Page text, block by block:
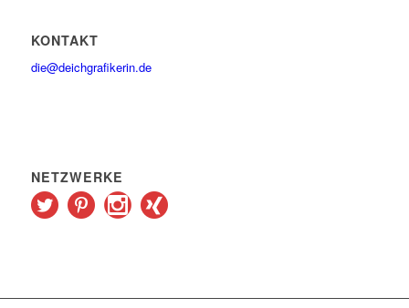
KONTAKT
die@deichgrafikerin.de
NETZWERKE